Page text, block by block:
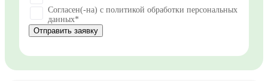
Согласен(-на) с политикой обработки персональных
данных*
Отправить заявку